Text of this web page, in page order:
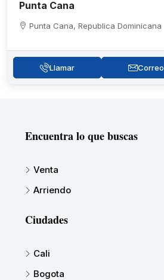
Punta Cana
Punta Cana, Republica Dominicana
Llamar Correo
Encuentra lo que buscas
Venta
Arriendo
Ciudades
Cali
Bogota